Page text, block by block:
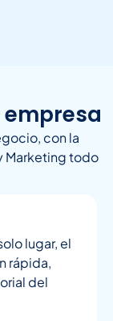
empresa
con la
Marketing todo
lugar, el
rápida,
del